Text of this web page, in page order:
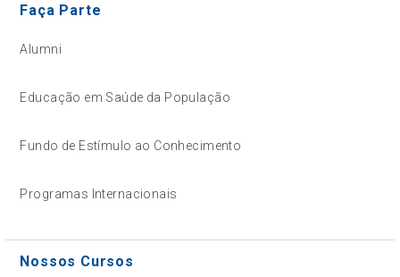
Faça Parte
Alumni
Educação em Saúde da População
Fundo de Estímulo ao Conhecimento
Programas Internacionais
Nossos Cursos